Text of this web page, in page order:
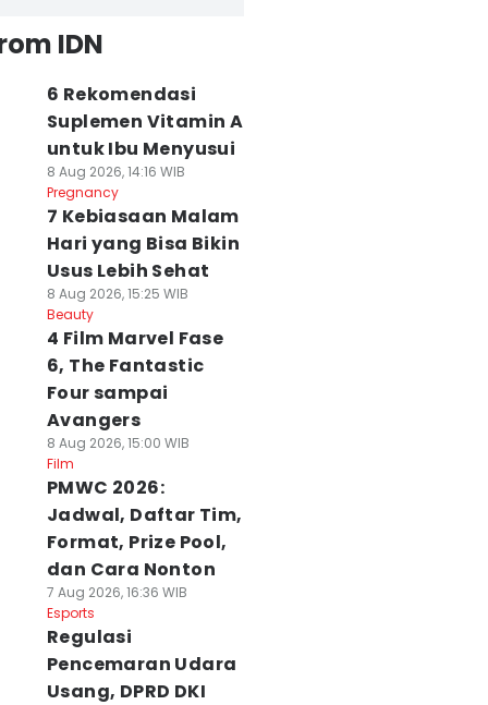
IDN
6 Rekomendasi
Suplemen Vitamin A
untuk Ibu Menyusui
8 Aug 2026, 14:16 WIB
Pregnancy
7 Kebiasaan Malam
Hari yang Bisa Bikin
Usus Lebih Sehat
8 Aug 2026, 15:25 WIB
Beauty
4 Film Marvel Fase
6, The Fantastic
Four sampai
Avangers
8 Aug 2026, 15:00 WIB
Film
PMWC 2026:
Jadwal, Daftar Tim,
Format, Prize Pool,
dan Cara Nonton
7 Aug 2026, 16:36 WIB
Esports
Regulasi
Pencemaran Udara
Usang, DPRD DKI